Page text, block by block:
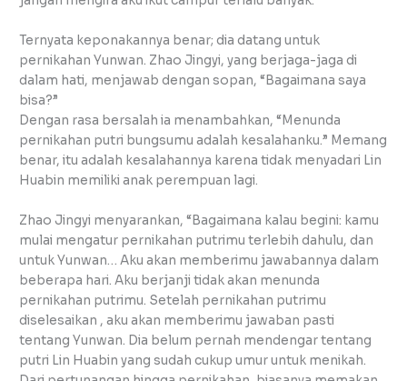
Ternyata keponakannya benar; dia datang untuk
pernikahan Yunwan. Zhao Jingyi, yang berjaga-jaga di
dalam hati, menjawab dengan sopan, “Bagaimana saya
bisa?”
Dengan rasa bersalah ia menambahkan, “Menunda
pernikahan putri bungsumu adalah kesalahanku.” Memang
benar, itu adalah kesalahannya karena tidak menyadari Lin
Huabin memiliki anak perempuan lagi.
Zhao Jingyi menyarankan, “Bagaimana kalau begini: kamu
mulai mengatur pernikahan putrimu terlebih dahulu, dan
untuk Yunwan… Aku akan memberimu jawabannya dalam
beberapa hari. Aku berjanji tidak akan menunda
pernikahan putrimu. Setelah pernikahan putrimu
diselesaikan , aku akan memberimu jawaban pasti
tentang Yunwan. Dia belum pernah mendengar tentang
putri Lin Huabin yang sudah cukup umur untuk menikah.